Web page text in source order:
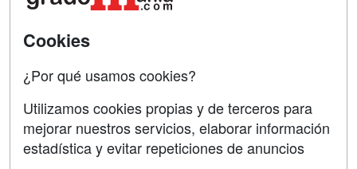
Contactar
Copyleft
Cookies
¿Por qué usamos cookies?
Utilizamos cookies propias y de terceros para
mejorar nuestros servicios, elaborar información
estadística y evitar repeticiones de anuncios